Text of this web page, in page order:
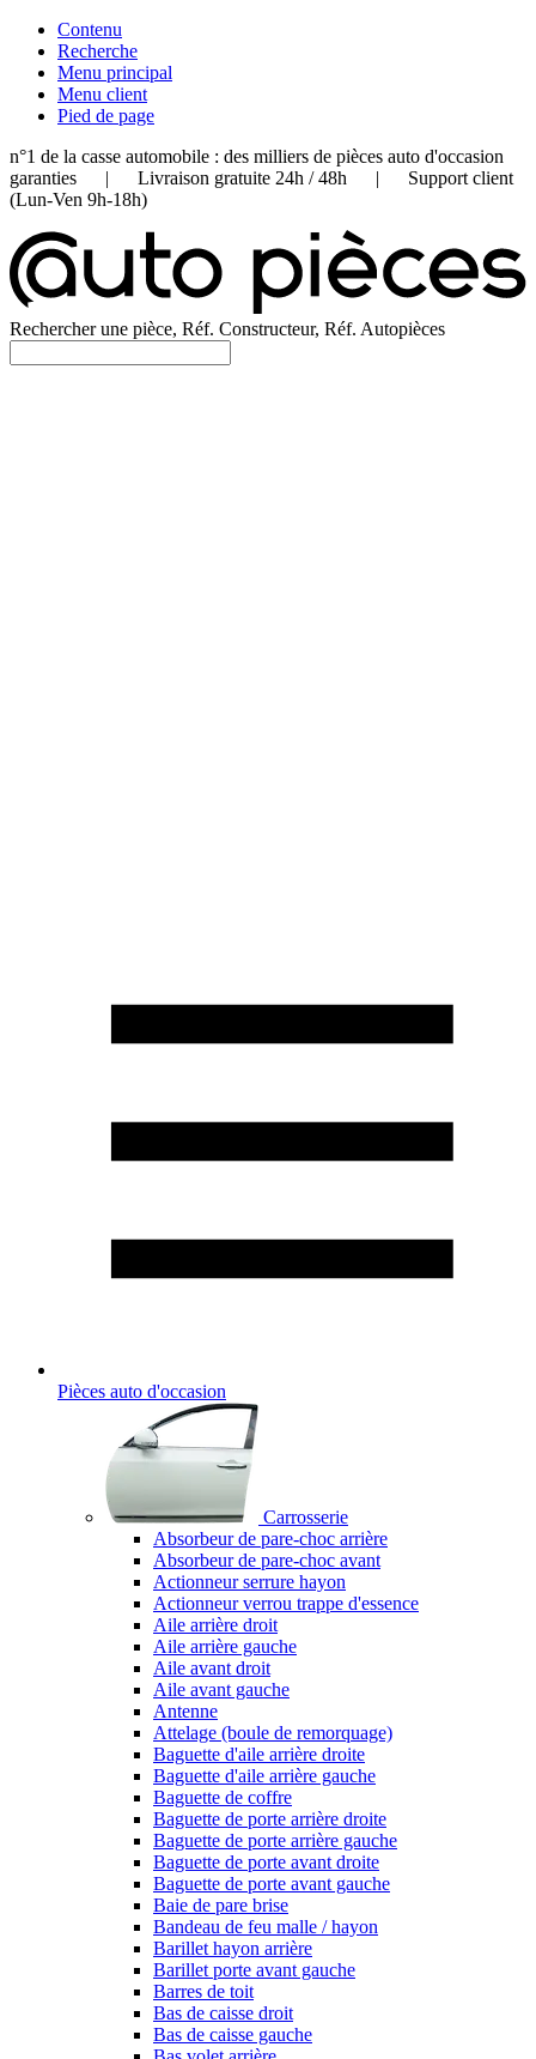
Contenu
Recherche
Menu principal
Menu client
Pied de page
n°1 de la casse automobile : des milliers de pièces auto d'occasion
garanties | Livraison gratuite 24h / 48h | Support client
(Lun-Ven 9h-18h)
Rechercher une pièce, Réf. Constructeur, Réf. Autopièces
Pièces auto d'occasion
Carrosserie
Absorbeur de pare-choc arrière
Absorbeur de pare-choc avant
Actionneur serrure hayon
Actionneur verrou trappe d'essence
Aile arrière droit
Aile arrière gauche
Aile avant droit
Aile avant gauche
Antenne
Attelage (boule de remorquage)
Baguette d'aile arrière droite
Baguette d'aile arrière gauche
Baguette de coffre
Baguette de porte arrière droite
Baguette de porte arrière gauche
Baguette de porte avant droite
Baguette de porte avant gauche
Baie de pare brise
Bandeau de feu malle / hayon
Barillet hayon arrière
Barillet porte avant gauche
Barres de toit
Bas de caisse droit
Bas de caisse gauche